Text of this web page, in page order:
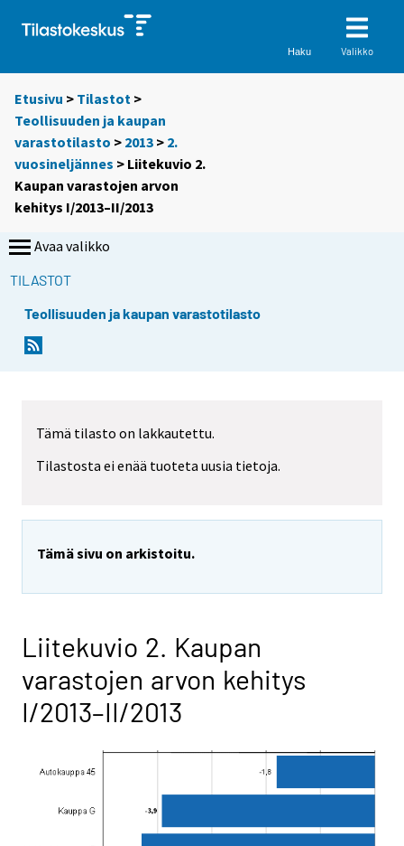
Haku Valikko
Etusivu > Tilastot >
Teollisuuden ja kaupan
varastotilasto > 2013 > 2.
vuosineljännes > Liitekuvio 2.
Kaupan varastojen arvon
kehitys I/2013–II/2013
Avaa valikko
TILASTOT
Teollisuuden ja kaupan varastotilasto
Tämä tilasto on lakkautettu.
Tilastosta ei enää tuoteta uusia tietoja.
Tämä sivu on arkistoitu.
Liitekuvio 2. Kaupan
varastojen arvon kehitys
I/2013–II/2013